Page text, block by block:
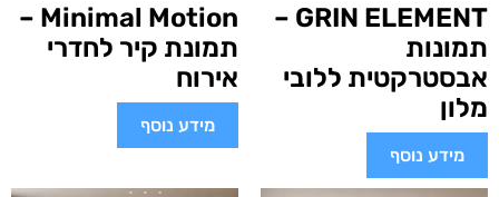
GRIN ELEMENT –
תמונות
אבסטרקטית ללובי
מלון
מידע נוסף
Minimal Motion –
תמונת קיר לחדרי
אירוח
מידע נוסף